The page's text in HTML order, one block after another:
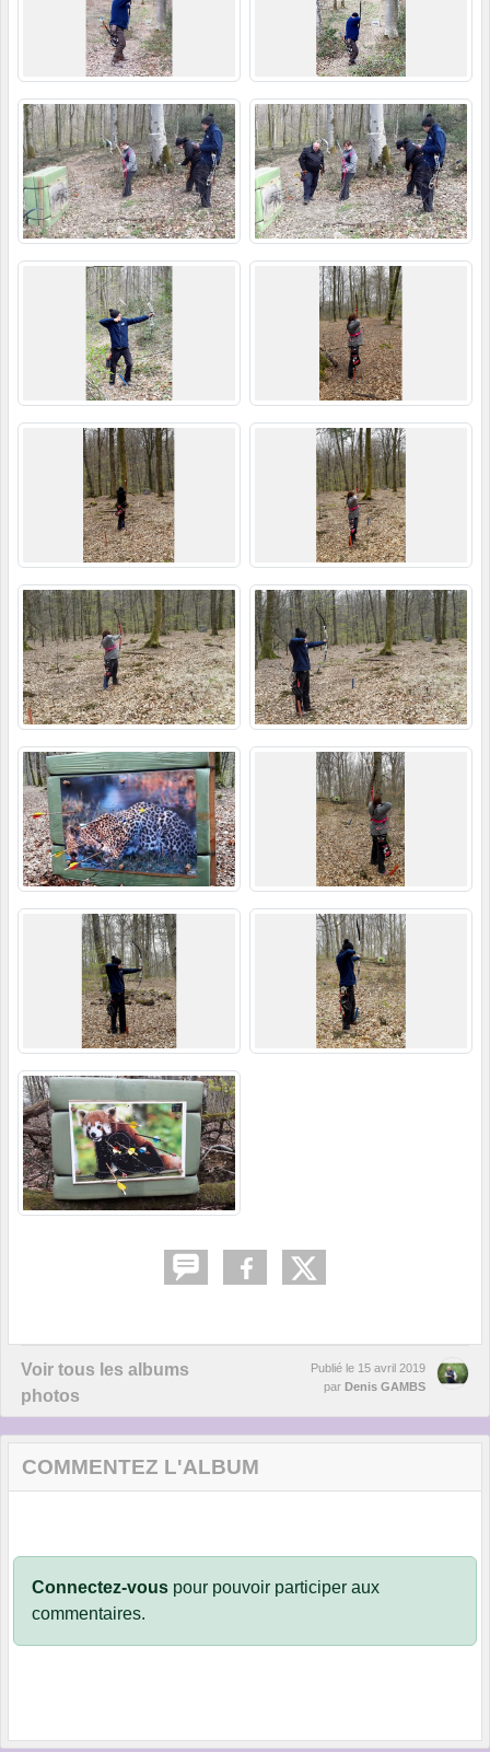
Voir tous les albums
photos
Publié le 15 avril 2019
par Denis GAMBS
COMMENTEZ L'ALBUM
Connectez-vous pour pouvoir participer aux
commentaires.